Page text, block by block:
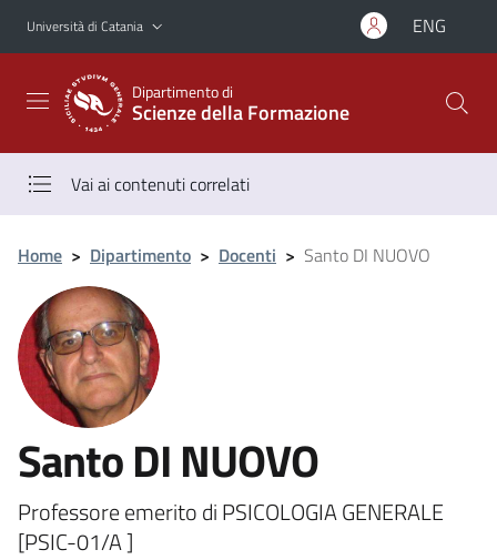
Vai al contenuto principale
Vai al menu di navigazione
Università di Catania ENG
Dipartimento di
Scienze della Formazione
Vai ai contenuti correlati
Home > Dipartimento > Docenti > Santo DI NUOVO
Santo DI NUOVO
Professore emerito di PSICOLOGIA GENERALE
[PSIC-01/A ]